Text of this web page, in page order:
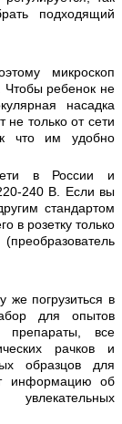
подходящий
микроскоп
ребенок не
насадка
не только от сети
что им удобно
в России и
240 В. Если вы
стандартом
в розетку только
же погрузиться в
для опытов
все
рачков и
образцов для
информацию об